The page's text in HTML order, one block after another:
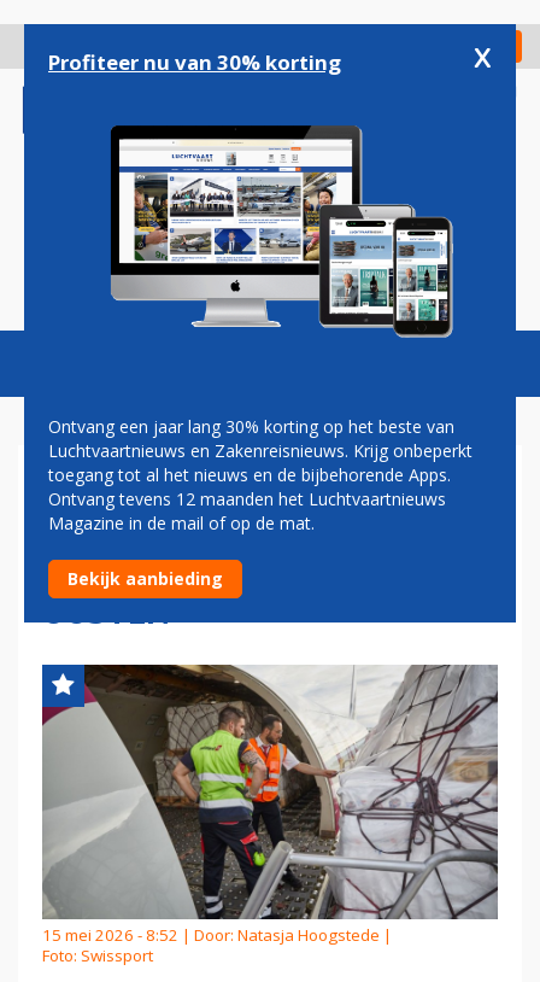
gaan
Check in
Magazine Podcasts Vacatures
KRAPTE DREIGT IN
LUCHTVRACHTSECTOR DOOR
CONFLICT IN MIDDEN-
OOSTEN
15 mei 2026 - 8:52 | Door: Natasja Hoogstede |
Foto: Swissport
Profiteer nu van 30% korting x
Ontvang een jaar lang 30% korting op het beste van
Luchtvaartnieuws en Zakenreisnieuws. Krijg onbeperkt
toegang tot al het nieuws en de bijbehorende Apps.
Ontvang tevens 12 maanden het Luchtvaartnieuws
Magazine in de mail of op de mat.
Bekijk aanbieding